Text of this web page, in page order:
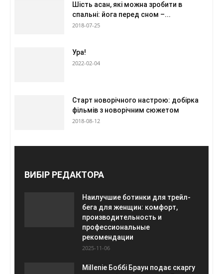
Шість асан, які можна зробити в
спальні: йога перед сном –...
2018-07-25
Ура!
2022-02-04
Старт новорічного настрою: добірка
фільмів з новорічним сюжетом
2018-08-12
ВИБІР РЕДАКТОРА
Наилучшие ботинки для трейл-
бега для женщин: комфорт,
производительность и
профессиональные
рекомендации
2025-11-06
Millenie Боббі Браун подає скаргу